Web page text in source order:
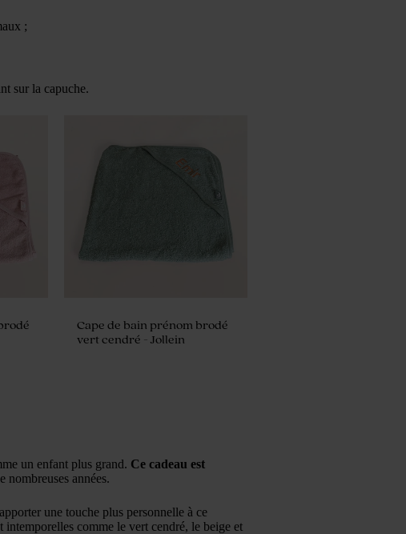
;
sur la capuche.
Cape de bain prénom brodé
vert cendré - Jollein
un enfant plus grand. Ce cadeau est
nombreuses années.
une touche plus personnelle à ce
intemporelles comme le vert cendré, le beige et